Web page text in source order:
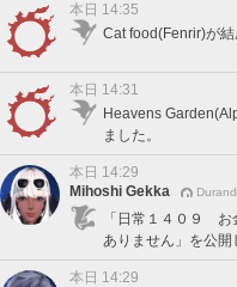
本日 14:35
Cat food(Fenrir)が結
本日 14:31
Heavens
ました。
本日 14:29
Mihoshi Gekka
「日常１４０９ お
ありません」を公開
本日 14:29